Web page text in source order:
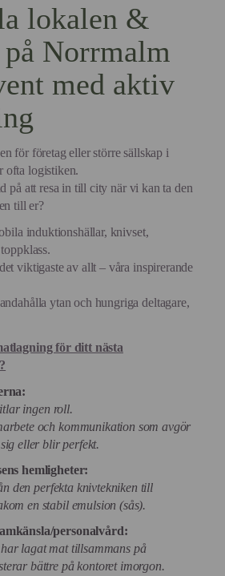
lokalen &
Norrmalm
med aktiv
för företag eller större sällskap i
ofta logistiken.
på att resa in till city när vi kan ta den
till er?
induktionshällar, knivset,
viktigaste av allt – våra inspirerande
ytan och hungriga deltagare,
för ditt nästa
?
ingen roll.
och kommunikation som avgör
eller blir perfekt.
hemligheter:
den perfekta knivtekniken till
en stabil emulsion (sås).
personalvård:
lagat mat tillsammans på
bättre på kontoret imorgon.